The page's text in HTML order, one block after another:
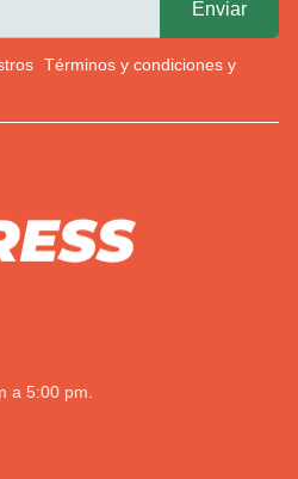
Términos y condiciones y
a 5:00 pm.